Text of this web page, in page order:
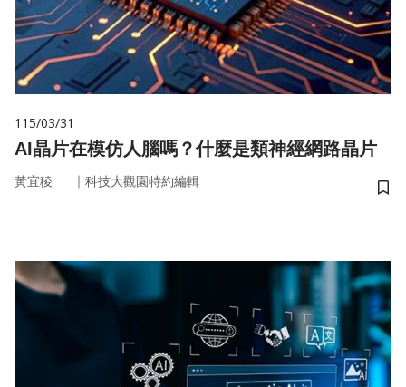
115/03/31
AI晶片在模仿人腦嗎？什麼是類神經網路晶片
黃宜稜 ｜ 科技大觀園特約編輯
儲